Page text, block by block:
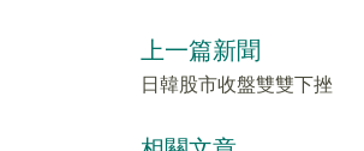
上一篇新聞
日韓股市收盤雙雙下挫